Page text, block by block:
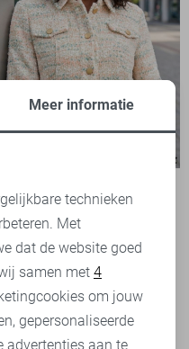
45,00
Meer informatie
technieken
Met
dat de website goed
samen met 4
om jouw
gepersonaliseerde
advertenties aan te